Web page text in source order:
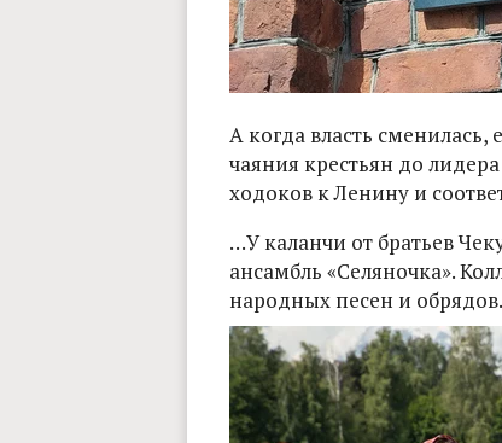
А когда власть
чаяния крестьян до
ходоков к Ленину и
…У каланчи от братьев
ансамбль «Селяночка».
народных песен и обрядов.